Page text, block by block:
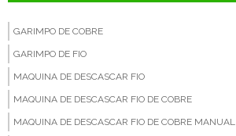
GARIMPO DE COBRE
GARIMPO DE FIO
MAQUINA DE DESCASCAR FIO
MAQUINA DE DESCASCAR FIO DE COBRE
MAQUINA DE DESCASCAR FIO DE COBRE MANUAL